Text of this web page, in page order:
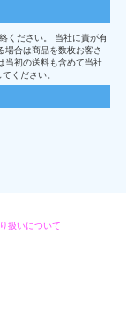
ください。 当社に責が有
場合は商品を数枚お客さ
当初の送料も含めて当社
ください。
扱いについて